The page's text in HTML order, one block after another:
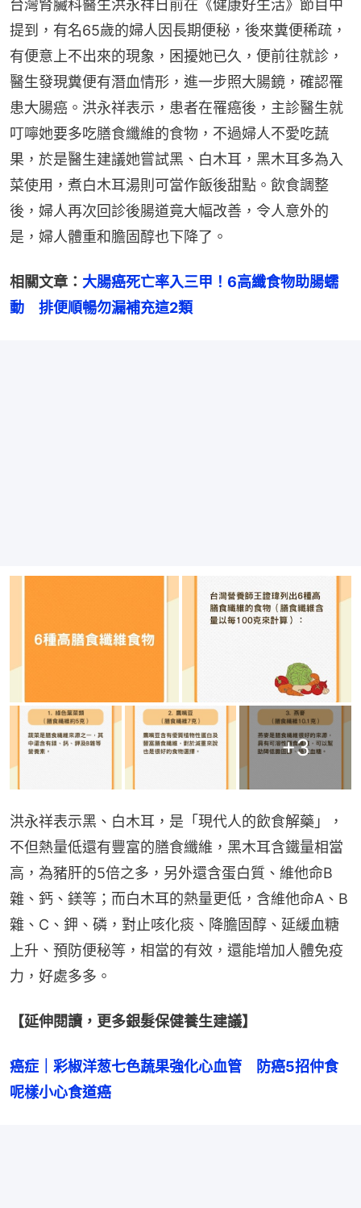
台灣腎臟科醫生洪永祥日前在《健康好生活》節目中
提到，有名65歲的婦人因長期便秘，後來糞便稀疏，
有便意上不出來的現象，困擾她已久，便前往就診，
醫生發現糞便有潛血情形，進一步照大腸鏡，確認罹
患大腸癌。洪永祥表示，患者在罹癌後，主診醫生就
叮嚀她要多吃膳食纖維的食物，不過婦人不愛吃蔬
果，於是醫生建議她嘗試黑、白木耳，黑木耳多為入
菜使用，煮白木耳湯則可當作飯後甜點。飲食調整
後，婦人再次回診後腸道竟大幅改善，令人意外的
是，婦人體重和膽固醇也下降了。
相關文章： 大腸癌死亡率入三甲！6高纖食物助腸蠕
動　排便順暢勿漏補充這2類
+3
洪永祥表示黑、白木耳，是「現代人的飲食解藥」，
不但熱量低還有豐富的膳食纖維，黑木耳含鐵量相當
高，為豬肝的5倍之多，另外還含蛋白質、維他命B
雜、鈣、鎂等；而白木耳的熱量更低，含維他命A、B
雜、C、鉀、磷，對止咳化痰、降膽固醇、延緩血糖
上升、預防便秘等，相當的有效，還能增加人體免疫
力，好處多多。
【延伸閱讀，更多銀髮保健養生建議】
癌症｜彩椒洋葱七色蔬果強化心血管　防癌5招仲食
呢樣小心食道癌